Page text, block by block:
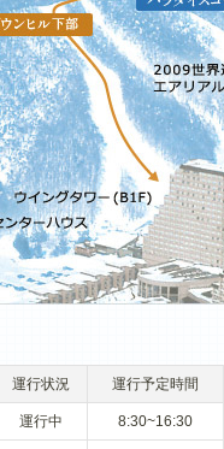
運行状況 運行予定時間
運行中 8:30~16:30